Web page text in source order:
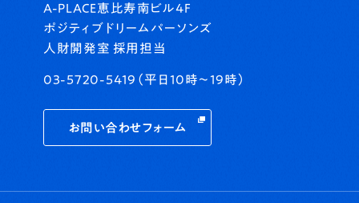
A-PLACE恵比寿南ビル4F
ポジティブドリームパーソンズ
人財開発室 採用担当
03-5720-5419（平日10時〜19時）
お問い合わせフォーム